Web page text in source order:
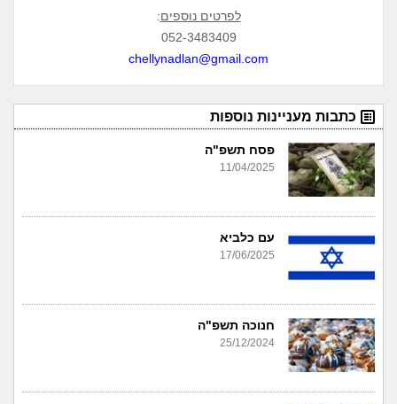
לפרטים נוספים:
052-3483409
chellynadlan@gmail.com
כתבות מעניינות נוספות
פסח תשפ"ה
11/04/2025
עם כלביא
17/06/2025
חנוכה תשפ"ה
25/12/2024